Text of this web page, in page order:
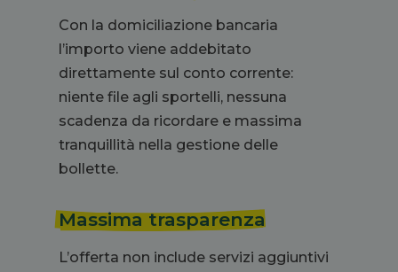
Con la domiciliazione bancaria
l’importo viene addebitato
direttamente sul conto corrente:
niente file agli sportelli, nessuna
scadenza da ricordare e massima
tranquillità nella gestione delle
bollette.
Massima trasparenza
L’offerta non include servizi aggiuntivi